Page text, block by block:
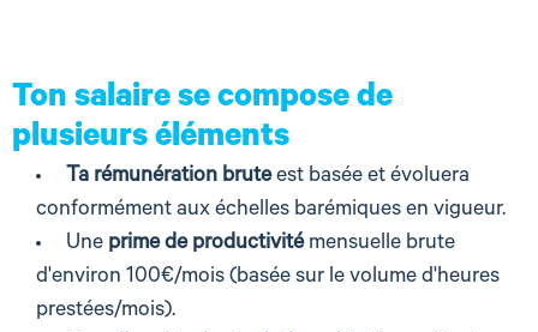
Ton salaire se compose de
plusieurs éléments
Ta rémunération bruteest basée et évoluera
conformément aux échelles barémiques en vigueur.
Une prime de productivitémensuelle brute
d'environ 100€/mois (basée sur le volume d'heures
prestées/mois).